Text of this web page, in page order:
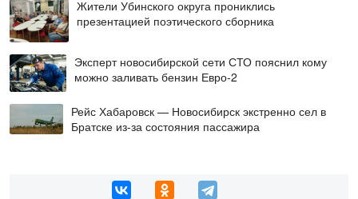
Жители Убинского округа прониклись
презентацией поэтического сборника
Эксперт новосибирской сети СТО пояснил кому
можно заливать бензин Евро‑2
Рейс Хабаровск — Новосибирск экстренно сел в
Братске из-за состояния пассажира